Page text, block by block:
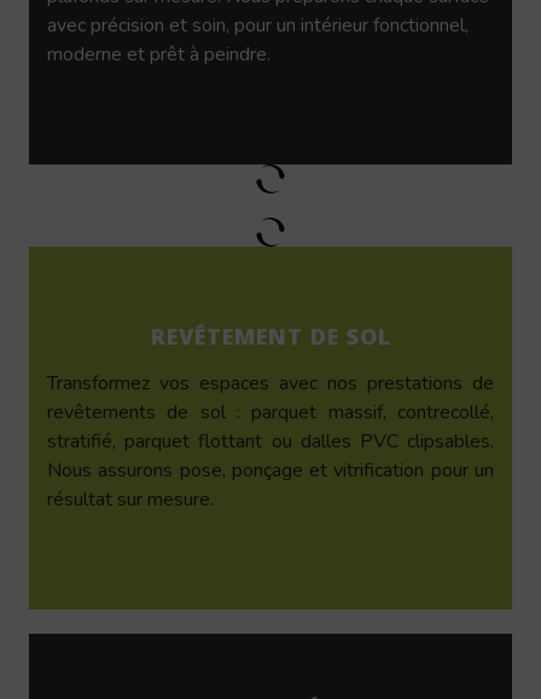
avec précision et soin, pour un intérieur fonctionnel,
moderne et prêt à peindre.
REVÊTEMENT DE SOL
Transformez vos espaces avec nos prestations de
revêtements de sol : parquet massif, contrecollé,
stratifié, parquet flottant ou dalles PVC clipsables.
Nous assurons pose, ponçage et vitrification pour un
résultat sur mesure.